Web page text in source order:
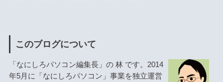
このブログについて
「なにしろパソコン編集長」の 林 です。2014
年5月に「なにしろパソコン」事業を独立運営